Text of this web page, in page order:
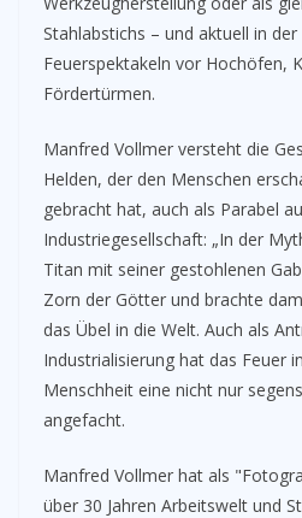
Stahlabstichs – und aktuell in
Feuerspektakeln vor Hochöfen,
Fördertürmen.
Manfred Vollmer versteht die
Helden, der den Menschen
gebracht hat, auch als Parabel
Industriegesellschaft: „In der
Titan mit seiner gestohlenen
Zorn der Götter und brachte
das Übel in die Welt. Auch als
Industrialisierung hat das Feuer
Menschheit eine nicht nur
angefacht.
Manfred Vollmer hat als
über 30 Jahren Arbeitswelt und